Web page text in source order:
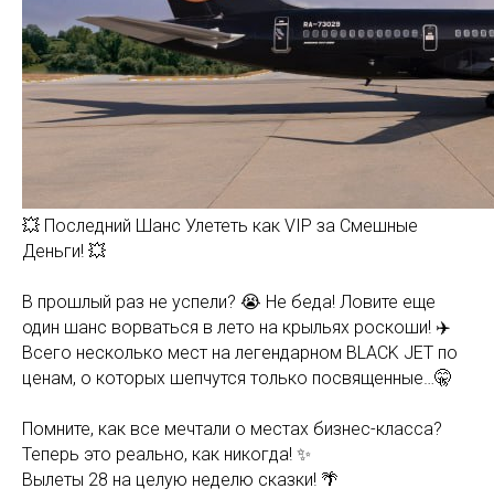
💥 Последний Шанс Улететь как VIP за Смешные
Деньги! 💥
В прошлый раз не успели? 😭 Не беда! Ловите еще
один шанс ворваться в лето на крыльях роскоши! ✈️
Всего несколько мест на легендарном BLACK JET по
ценам, о которых шепчутся только посвященные…🤫
Помните, как все мечтали о местах бизнес-класса?
Теперь это реально, как никогда! ✨
Вылеты 28 на целую неделю сказки! 🌴